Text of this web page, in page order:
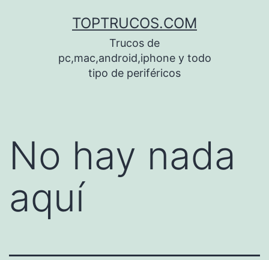
TOPTRUCOS.COM
Trucos de
pc,mac,android,iphone y todo
tipo de periféricos
No hay nada
aquí